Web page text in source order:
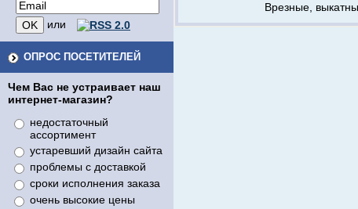
или
ОПРОС ПОСЕТИТЕЛЕЙ
Чем Вас не устраивает наш
интернет-магазин?
недостаточный
ассортимент
устаревший дизайн сайта
проблемы с доставкой
сроки исполнения заказа
очень высокие цены
Врезные,